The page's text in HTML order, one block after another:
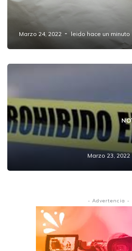
Precios de tortilla en
históricos:GMCA
Marzo 24, 2022 leido hace un minuto
Mujer policía
Marzo 23, 2022
- Advertencia -